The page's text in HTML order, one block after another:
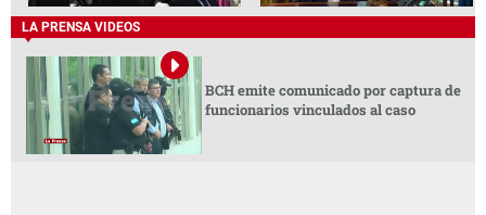
LA PRENSA VIDEOS
BCH emite comunicado por captura de
funcionarios vinculados al caso